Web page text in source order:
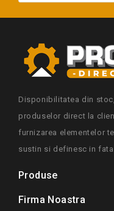
Disponibilitatea din
produselor direct la
furnizarea elementelor
sustin si definesc in
Produse
Firma Noastra